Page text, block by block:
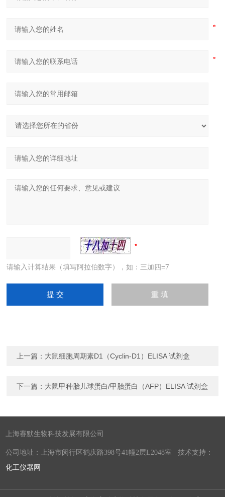
请输入计算结果（填写阿拉伯数字），如：三加四=7
上一篇： 大鼠细胞周期素D1（Cyclin-D1）ELISA 试剂盒
下一篇： 大鼠甲种胎儿球蛋白/甲胎蛋白（AFP）ELISA 试剂盒
上海赛默生物科技发展有限公司
公司地址：上海市闵行区鹤庆路398号41幢2层L2048室 技术支持：
化工仪器网